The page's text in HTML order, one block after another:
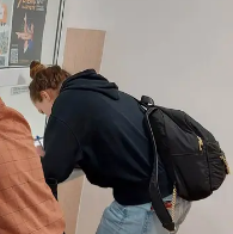
E. Balsio gimnazijos DI
dirbtinis intelektas
Jūsų klausimą, bet
pateiktą
- pateiksiu
pasiklausti